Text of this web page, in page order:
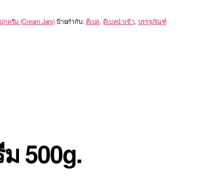
กครีม (Cream Jars) ป้ายกำกับ:ดีเบล,ดีเบลนำเข้า, บรรจุภัณฑ์
500g.